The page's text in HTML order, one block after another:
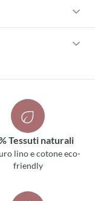
Tessuti naturali
lino e cotone eco-
friendly